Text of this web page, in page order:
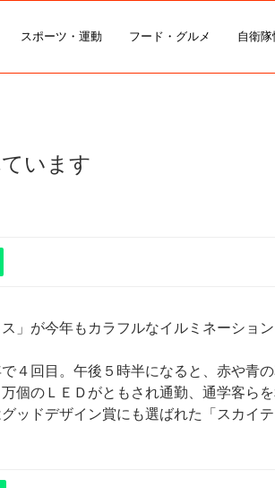
スポーツ・運動 フード・グルメ 自衛隊
います
」が今年もカラフルなイルミネーショ
４回目。午後５時半になると、赤や青
個のＬＥＤがともされ通勤、通学客ら
ッドデザイン賞にも選ばれた「スカイテ